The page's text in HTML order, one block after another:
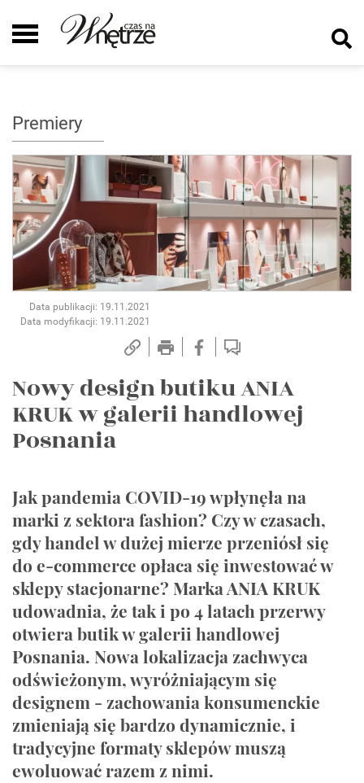
Premiery
Data publikacji: 19.11.2021
Data modyfikacji: 19.11.2021
Nowy design butiku ANIA
KRUK w galerii handlowej
Posnania
Jak pandemia COVID-19 wpłynęła na
marki z sektora fashion? Czy w czasach,
gdy handel w dużej mierze przeniósł się
do e-commerce opłaca się inwestować w
sklepy stacjonarne? Marka ANIA KRUK
udowadnia, że tak i po 4 latach przerwy
otwiera butik w galerii handlowej
Posnania. Nowa lokalizacja zachwyca
odświeżonym, wyróżniającym się
designem - zachowania konsumenckie
zmieniają się bardzo dynamicznie, i
tradycyjne formaty sklepów muszą
ewoluować razem z nimi.